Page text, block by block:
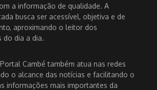
a informação de qualidade. A
busca ser acessível, objetiva e de
aproximando o leitor dos
do dia a dia.
Cambé também atua nas redes
o alcance das notícias e facilitando o
informações mais importantes da